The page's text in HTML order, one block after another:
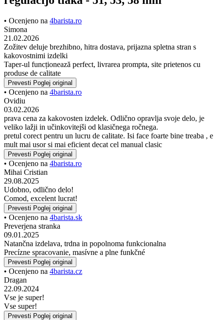
• Ocenjeno na 4barista.ro
Simona
21.02.2026
Zožitev deluje brezhibno, hitra dostava, prijazna spletna stran s
kakovostnimi izdelki
Taper-ul funcționează perfect, livrarea prompta, site prietenos cu
produse de calitate
Prevesti Poglej original
• Ocenjeno na 4barista.ro
Ovidiu
03.02.2026
prava cena za kakovosten izdelek. Odlično opravlja svoje delo, je
veliko lažji in učinkovitejši od klasičnega ročnega.
pretul corect pentru un lucru de calitate. Isi face foarte bine treaba , e
mult mai usor si mai eficient decat cel manual clasic
Prevesti Poglej original
• Ocenjeno na 4barista.ro
Mihai Cristian
29.08.2025
Udobno, odlično delo!
Comod, excelent lucrat!
Prevesti Poglej original
• Ocenjeno na 4barista.sk
Preverjena stranka
09.01.2025
Natančna izdelava, trdna in popolnoma funkcionalna
Precízne spracovanie, masívne a plne funkčné
Prevesti Poglej original
• Ocenjeno na 4barista.cz
Dragan
22.09.2024
Vse je super!
Vse super!
Prevesti Poglej original